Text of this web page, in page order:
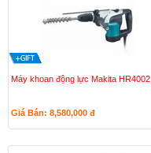
Máy khoan động lực Makita HR4002
Giá Bán: 8,580,000 đ